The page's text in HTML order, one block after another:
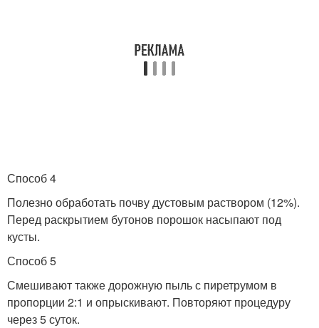
Способ 4
Полезно обработать почву дустовым раствором (12%).
Перед раскрытием бутонов порошок насыпают под
кусты.
Способ 5
Смешивают также дорожную пыль с пиретрумом в
пропорции 2:1 и опрыскивают. Повторяют процедуру
через 5 суток.